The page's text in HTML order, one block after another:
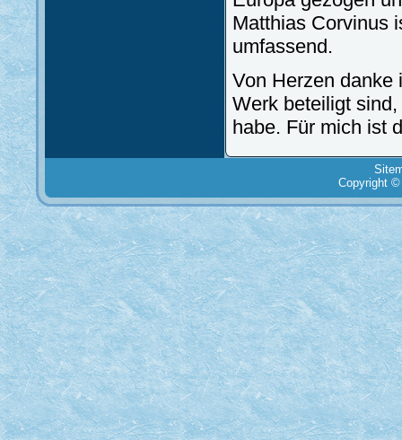
Matthias Corvinus
umfassend.
Von Herzen danke
Werk beteiligt
habe. Für mich ist
Copyright ©